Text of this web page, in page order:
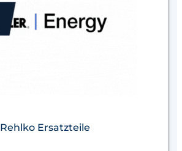
Rehlko Ersatzteile